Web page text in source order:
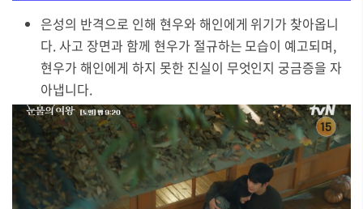
은성의 반격으로 인해 현우와 해인에게 위기가 찾아옵니
다. 사고 장면과 함께 현우가 절규하는 모습이 예고되며,
현우가 해인에게 하지 못한 진실이 무엇인지 궁금증을 자
아냅니다.